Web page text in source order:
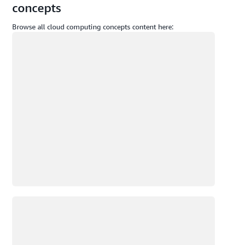
concepts
Browse all cloud computing concepts content here: